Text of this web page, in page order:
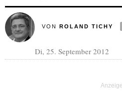
VON ROLAND TICHY
Di, 25. September 2012